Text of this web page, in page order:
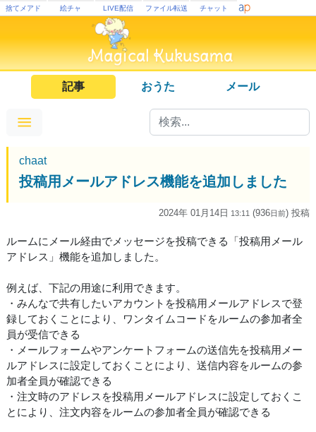
捨てメアド 絵チャ LIVE配信 ファイル転送 チャット
記事 おうた メール
chaat
投稿用メールアドレス機能を追加しました
2024年 01月14日 13:11 (936日前) 投稿
ルームにメール経由でメッセージを投稿できる「投稿用メール
アドレス」機能を追加しました。
例えば、下記の用途に利用できます。
・みんなで共有したいアカウントを投稿用メールアドレスで登
録しておくことにより、ワンタイムコードをルームの参加者全
員が受信できる
・メールフォームやアンケートフォームの送信先を投稿用メー
ルアドレスに設定しておくことにより、送信内容をルームの参
加者全員が確認できる
・注文時のアドレスを投稿用メールアドレスに設定しておくこ
とにより、注文内容をルームの参加者全員が確認できる